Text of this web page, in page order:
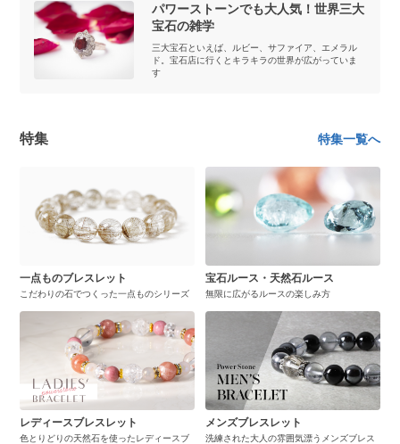
パワーストーンでも大人気！世界三大
宝石の雑学
三大宝石といえば、ルビー、サファイア、エメラル
ド。宝石店に行くとキラキラの世界が広がっていま
す
特集 特集一覧へ
一点ものブレスレット
こだわりの石でつくった一点ものシリーズ
宝石ルース・天然石ルース
無限に広がるルースの楽しみ方
レディースブレスレット
色とりどりの天然石を使ったレディースブ
メンズブレスレット
洗練された大人の雰囲気漂うメンズブレス